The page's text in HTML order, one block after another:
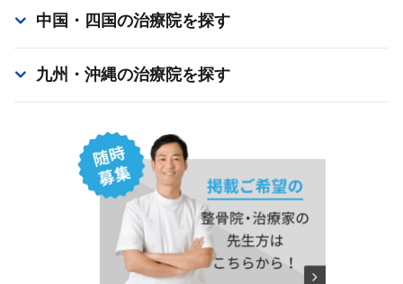
中国・四国の治療院を探す
九州・沖縄の治療院を探す